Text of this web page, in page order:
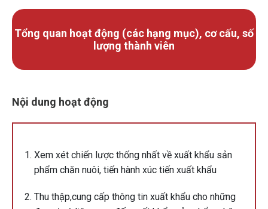
Tổng quan hoạt động (các hạng mục), cơ cấu, số
lượng thành viên
Nội dung hoạt động
Xem xét chiến lược thống nhất về xuất khẩu sản
phẩm chăn nuôi, tiến hành xúc tiến xuất khẩu
Thu thập,cung cấp thông tin xuất khẩu cho những